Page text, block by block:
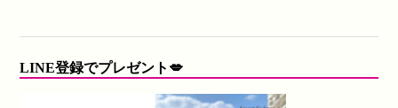
LINE登録でプレゼント💋